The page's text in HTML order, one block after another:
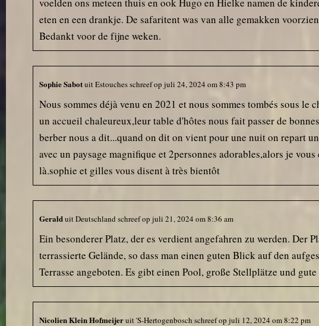
eten en een drankje. De safaritent was van alle gemakken
Bedankt voor de fijne weken.
Sophie SabotuitEstouchesschreef op juli 24, 2024 om8:43 pm
Nous sommes déjà venu en 2021 et nous sommes tombés sous
un accueil chaleureux,leur table d'hôtes nous fait passer de
berber nous a dit...quand on dit on vient pour une nuit on repart
avec un paysage magnifique et 2personnes adorables,alors je
là.sophie et gilles vous disent à très bientôt
GeralduitDeutschland schreef op juli 21, 2024 om8:36 am
Ein besonderer Platz, der es verdient angefahren zu werden.
terrassierte Gelände, so dass man einen guten Blick auf den
Terrasse angeboten. Es gibt einen Pool, große Stellplätze und
Nicolien Klein Hofmeijeruit'S-Hertogenbosch schreef op juli 12, 2024 om8:22 pm